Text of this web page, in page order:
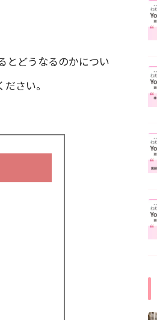
とどうなるのかについ
さい。